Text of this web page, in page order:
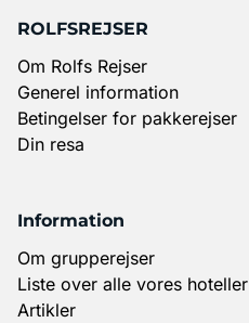
ROLFSREJSER
Om Rolfs Rejser
Generel information
Betingelser for pakkerejser
Din resa
Information
Om grupperejser
Liste over alle vores hoteller
Artikler